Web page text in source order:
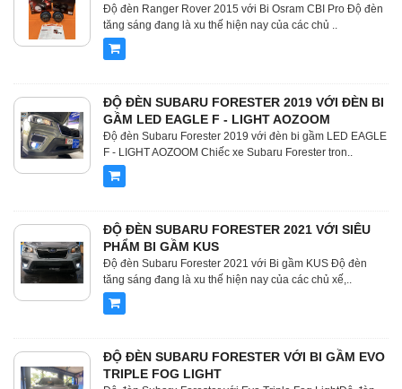
Độ đèn Ranger Rover 2015 với Bi Osram CBI Pro Độ đèn
tăng sáng đang là xu thế hiện nay của các chủ ..
ĐỘ ĐÈN SUBARU FORESTER 2019 VỚI ĐÈN BI
GẦM LED EAGLE F - LIGHT AOZOOM
Độ đèn Subaru Forester 2019 với đèn bi gầm LED EAGLE
F - LIGHT AOZOOM Chiếc xe Subaru Forester tron..
ĐỘ ĐÈN SUBARU FORESTER 2021 VỚI SIÊU
PHẨM BI GẦM KUS
Độ đèn Subaru Forester 2021 với Bi gầm KUS Độ đèn
tăng sáng đang là xu thế hiện nay của các chủ xế,..
ĐỘ ĐÈN SUBARU FORESTER VỚI BI GẦM EVO
TRIPLE FOG LIGHT